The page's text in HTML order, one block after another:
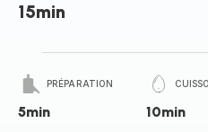
15min
PRÉPARATION
5min 10min